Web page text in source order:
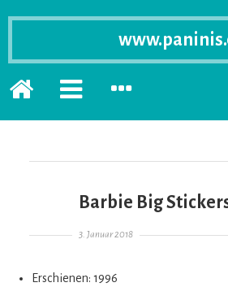
Startseite
PRIMÄRE
ERWEITERN
SEKUNDÄRE
ERWEITERN
Barbie Big
Gepostet am
3. Januar 2018
Erschienen: 1996